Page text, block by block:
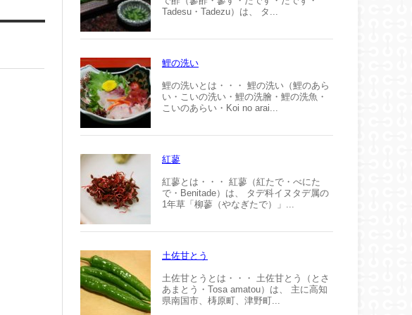
Tadesu・Tadezu）は、 タ...
鯉の洗い
鯉の洗いとは・・・ 鯉の洗い（鯉のあら
い・こいの洗い・鯉の洗膾・鯉の洗魚・
こいのあらい・Koi no arai...
紅蓼
紅蓼とは・・・ 紅蓼（紅たで・べにた
で・Benitade）は、 タデ科イヌタデ属の
1年草「柳蓼（やなぎたで）」...
土佐甘とう
土佐甘とうとは・・・ 土佐甘とう（とさ
あまとう・Tosa amatou）は、 主に高知
県南国市、梼原町、津野町...